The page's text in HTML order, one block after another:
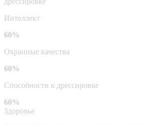
Интеллект
60%
Охранные качества
60%
Способности к дрессировке
60%
Здоровье